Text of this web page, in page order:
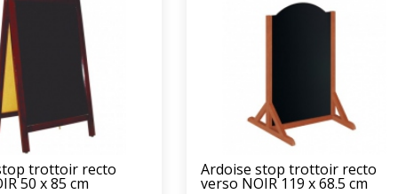
trottoir recto
50 x 85 cm
Ardoise stop trottoir recto
verso NOIR 119 x 68.5 cm